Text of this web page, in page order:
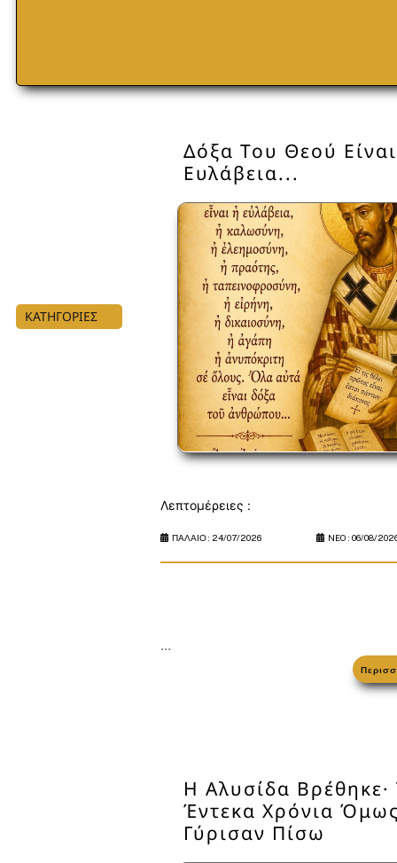
ΚΑΤΗΓΟΡΙΕΣ
Δόξα Του Θεού
Ευλάβεια...
Λεπτομέρειες :
ΠΑΛΑΙΟ : 24/07/2026 NEO : 06/08/
...
Η Αλυσίδα Βρέθηκε·
Έντεκα Χρόνια
Γύρισαν Πίσω